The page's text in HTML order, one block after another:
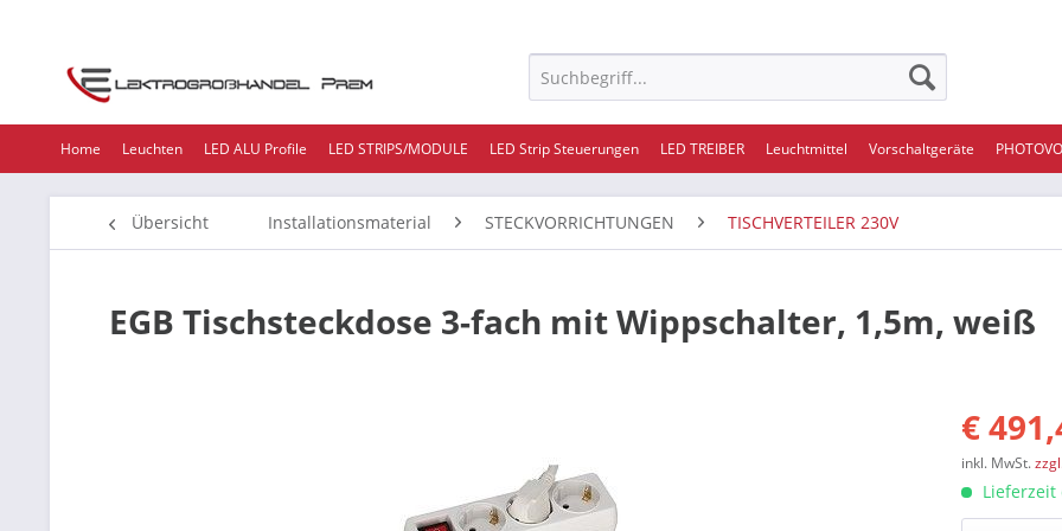
Home Leuchten LED ALU Profile LED STRIPS/MODULE LED Strip Steuerungen LED TREIBER Leuchtmittel Vorschaltgeräte
Übersicht Installationsmaterial STECKVORRICHTUNGEN TISCHVERTEILER 230V
EGB Tischsteckdose 3-fach mit Wippschalter, 1,5m, weiß
€
inkl. MwSt.
Lieferzeit